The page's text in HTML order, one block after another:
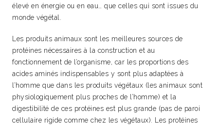
élevé en énergie ou en eau… que celles qui sont issues du
monde végétal.
Les produits animaux sont les meilleures sources de
protéines nécessaires à la construction et au
fonctionnement de l’organisme, car les proportions des
acides aminés indispensables y sont plus adaptées à
l’homme que dans les produits végétaux (les animaux sont
physiologiquement plus proches de l’homme) et la
digestibilité de ces protéines est plus grande (pas de paroi
cellulaire rigide comme chez les végétaux). Les protéines